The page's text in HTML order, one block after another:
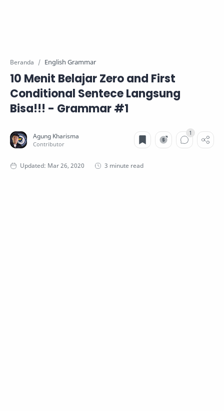
Beranda English Grammar
10 Menit Belajar Zero and First
Conditional Sentece Langsung
Bisa!!! - Grammar #1
3 minute read